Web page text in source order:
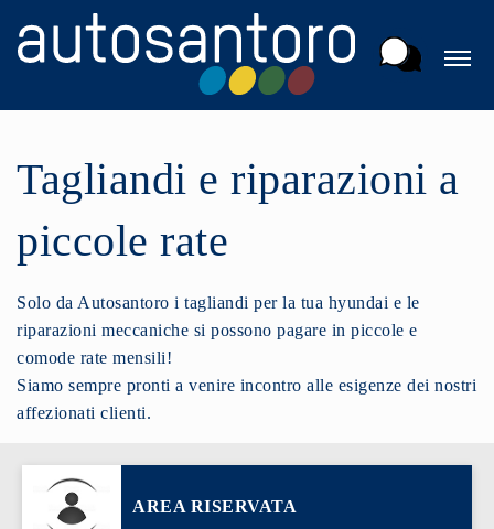
Tagliandi e riparazioni a
piccole rate
Solo da Autosantoro i tagliandi per la tua hyundai e le
riparazioni meccaniche si possono pagare in piccole e
comode rate mensili!
Siamo sempre pronti a venire incontro alle esigenze dei nostri
affezionati clienti.
AREA RISERVATA